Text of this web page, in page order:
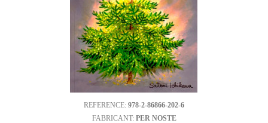
REFERENCE: 978-2-86866-202-6
FABRICANT: PER NOSTE